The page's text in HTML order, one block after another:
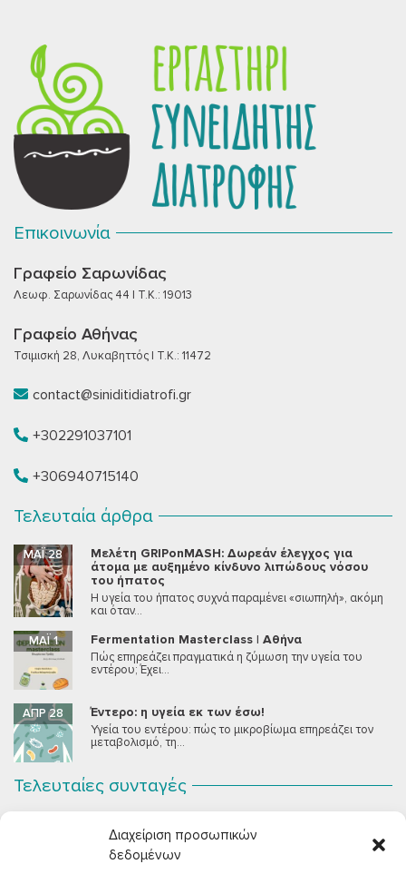
Διαχείριση προσωπικών
δεδομένων
Επικοινωνία
Γραφείο Σαρωνίδας
Λεωφ. Σαρωνίδας 44 | T.K.: 19013
Γραφείο Αθήνας
Τσιμισκή 28, Λυκαβηττός | T.K.: 11472
contact@siniditidiatrofi.gr
+302291037101
+306940715140
Τελευταία άρθρα
Μελέτη GRIPonMASH: Δωρεάν έλεγχος για
άτομα με αυξημένο κίνδυνο λιπώδους νόσου
του ήπατος
ΜΆΙ 28
Η υγεία του ήπατος συχνά παραμένει «σιωπηλή», ακόμη
και όταν...
Fermentation Masterclass | Αθήνα
ΜΆΙ 1
Πώς επηρεάζει πραγματικά η ζύμωση την υγεία του
εντέρου; Έχει...
Έντερο: η υγεία εκ των έσω!
ΑΠΡ 28
Υγεία του εντέρου: πώς το μικροβίωμα επηρεάζει τον
μεταβολισμό, τη...
Τελευταίες συνταγές
Μια μους σοκολάτας για όλους εμάς που θέλουμε να
συστήσουμε...